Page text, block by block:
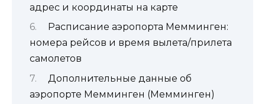
адрес и координаты на карте
Расписание аэропорта Мемминген:
номера рейсов и время вылета/прилета
самолетов
Дополнительные данные об
аэропорте Мемминген (Мемминген)